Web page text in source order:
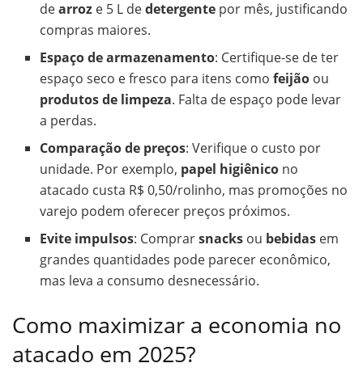
dearroz e 5 L dedetergente por mês, justificando
compras maiores.
Espaço de armazenamento: Certifique-se de ter
espaço seco e fresco para itens comofeijão ou
produtos de limpeza. Falta de espaço pode levar
a perdas.
Comparação de preços: Verifique o custo por
unidade. Por exemplo, papel higiênico no
atacado custa R$ 0,50/rolinho, mas promoções no
varejo podem oferecer preços próximos.
Evite impulsos: Comprarsnacks ou bebidas em
grandes quantidades pode parecer econômico,
mas leva a consumo desnecessário.
Como maximizar a economia no
atacado em 2025?